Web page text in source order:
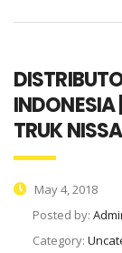
INDONESIA
TRUK
May 4, 2018
Posted by:
Category: